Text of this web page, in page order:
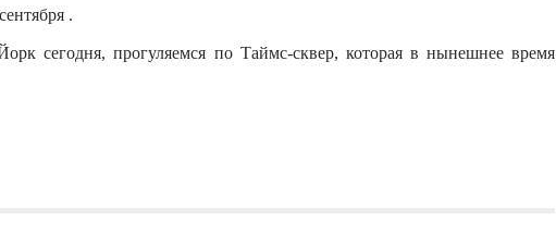
.
сегодня, прогуляемся по Таймс-сквер, которая в нынешнее время